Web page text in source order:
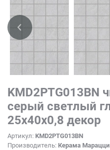
KMD2PTG013BN
серый светлый
25x40x0,8 декор
Артикул: KMD2PTG013BN
Производитель: Керама Марацци